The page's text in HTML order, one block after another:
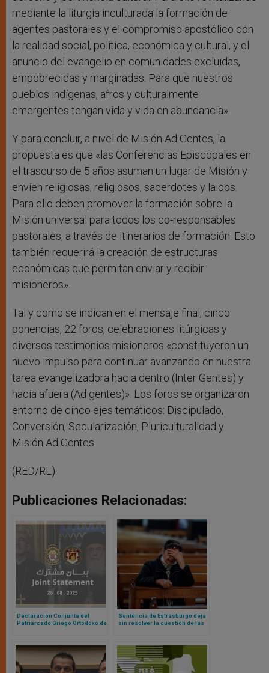
mediante la liturgia inculturada la formación de
agentes pastorales y el compromiso apostólico con
la realidad social, política, económica y cultural, y el
anuncio del evangelio en comunidades excluidas,
empobrecidas y marginadas. Para que nuestros
pueblos indígenas, afros y culturalmente
emergentes tengan vida y vida en abundancia».
Y para concluir, a nivel de Misión Ad Gentes, la
propuesta es que «las Conferencias Episcopales en
el trascurso de 5 años asuman un lugar de Misión y
envíen religiosas, religiosos, sacerdotes y laicos.
Para ello deben promover la formación sobre la
Misión universal para todos los co-responsables
pastorales, a través de itinerarios de formación. Esto
también requerirá la creación de estructuras
económicas que permitan enviar y recibir
misioneros».
Tal y como se indican en el mensaje final, cinco
ponencias, 22 foros, celebraciones litúrgicas y
diversos testimonios misioneros «constituyeron un
nuevo impulso para continuar avanzando en nuestra
tarea evangelizadora hacia dentro (Inter Gentes) y
hacia afuera (Ad gentes)». Los foros se organizaron
entorno de cinco ejes temáticos: Discipulado,
Conversión, Secularización, Pluriculturalidad y
Misión Ad Gentes.
(RED/RL)
Publicaciones Relacionadas:
Declaración Conjunta del
Patriarcado Griego Ortodoxo de
invasión total de Gaza por parte
de Israel
Sentencia de Estrasburgo deja
sin resolver la cuestión de las